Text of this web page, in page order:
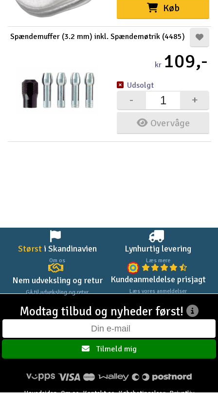
Køb
Spændemuffer (3.2 mm) inkl. Spændemøtrik (4485)
kr 109,-
Overvåge
+
-
Udsolgt
Størsti Skandinavien
Om os
Lynhurtig levering
Læs mere
Nem udveksling og retur
Gå til udveksling og retur
Kundeanmeldelse prisjagt
Læs vores anmeldelser
Modtag tilbud og nyheder først!
Tilmeld mig
Hovedsiden Om os Kontakt os Købsbetingelser Privatliv